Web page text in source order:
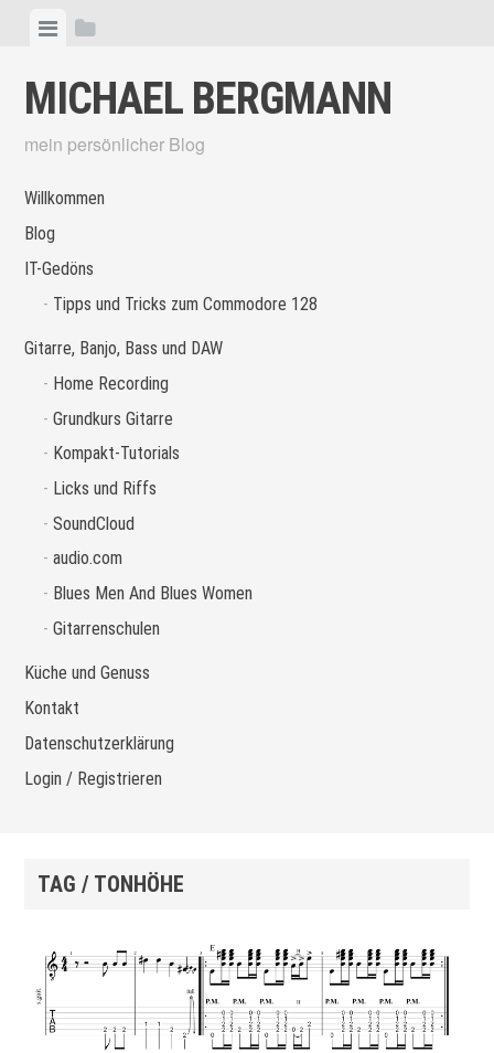
Skip
content
ViewView
MICHAEL BERGMANN
mein persönlicher Blog
Willkommen
Blog
IT-Gedöns
Tipps und Tricks zum Commodore 128
Gitarre, Banjo, Bass und DAW
Home Recording
Grundkurs Gitarre
Kompakt-Tutorials
Licks und Riffs
SoundCloud
audio.com
Blues Men And Blues Women
Gitarrenschulen
Küche und Genuss
Kontakt
Datenschutzerklärung
Login / Registrieren
TAG / TONHÖHE